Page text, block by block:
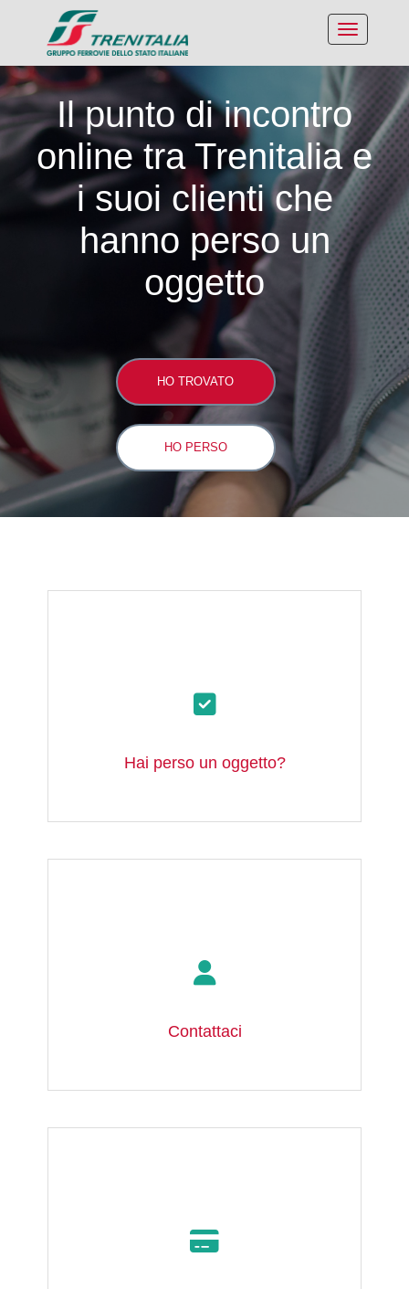
Il punto di incontro
online tra Trenitalia e
i suoi clienti che
hanno perso un
oggetto
HO TROVATO
HO PERSO
Hai perso un oggetto?
Contattaci